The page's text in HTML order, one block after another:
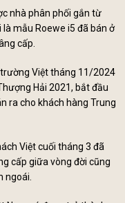
nhà phân phối gắn từ
mẫu Roewe i5 đã bán ở
cấp.
Việt tháng 11/2024
Hải 2021, bắt đầu
ra cho khách hàng Trung
Việt cuối tháng 3 đã
cấp giữa vòng đời cũng
ngoái.